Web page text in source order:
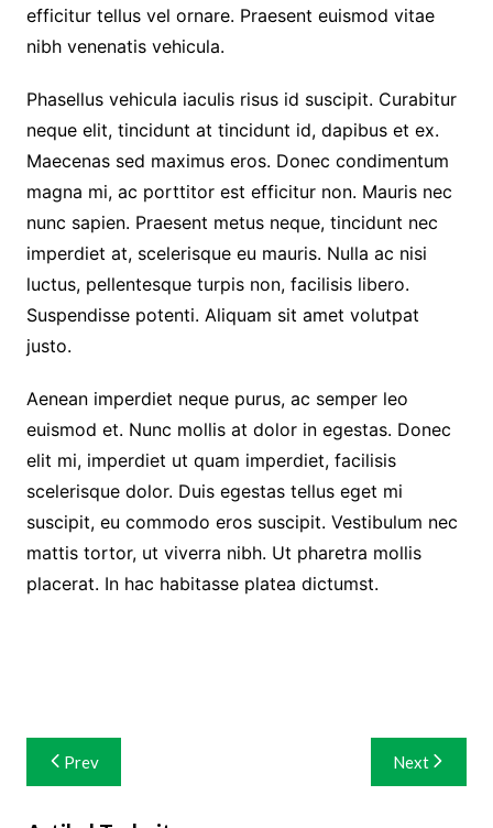
efficitur tellus vel ornare. Praesent euismod vitae
nibh venenatis vehicula.
Phasellus vehicula iaculis risus id suscipit. Curabitur
neque elit, tincidunt at tincidunt id, dapibus et ex.
Maecenas sed maximus eros. Donec condimentum
magna mi, ac porttitor est efficitur non. Mauris nec
nunc sapien. Praesent metus neque, tincidunt nec
imperdiet at, scelerisque eu mauris. Nulla ac nisi
luctus, pellentesque turpis non, facilisis libero.
Suspendisse potenti. Aliquam sit amet volutpat
justo.
Aenean imperdiet neque purus, ac semper leo
euismod et. Nunc mollis at dolor in egestas. Donec
elit mi, imperdiet ut quam imperdiet, facilisis
scelerisque dolor. Duis egestas tellus eget mi
suscipit, eu commodo eros suscipit. Vestibulum nec
mattis tortor, ut viverra nibh. Ut pharetra mollis
placerat. In hac habitasse platea dictumst.
Navigasi
pos
Prev Next